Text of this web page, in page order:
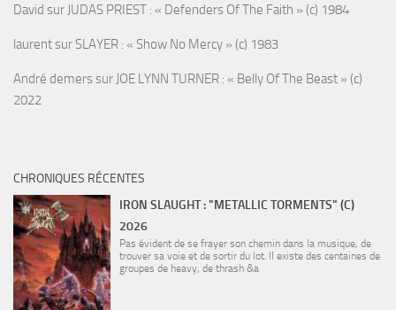
David sur JUDAS PRIEST : « Defenders Of The Faith » (c) 1984
laurentsur SLAYER : « Show No Mercy » (c) 1983
André demerssur JOE LYNN TURNER : « Belly Of The Beast » (c)
2022
CHRONIQUES RÉCENTES
IRON SLAUGHT : "METALLIC TORMENTS" (C)
2026
Pas évident de se frayer son chemin dans la musique, de
trouver sa voie et de sortir du lot. Il existe des centaines de
groupes de heavy, de thrash &a